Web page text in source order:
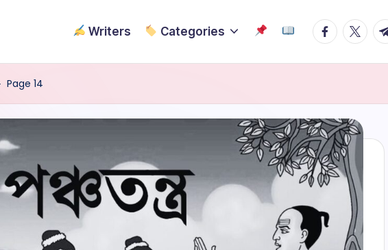
Writers Categories Facebook
Twitter
Page 14